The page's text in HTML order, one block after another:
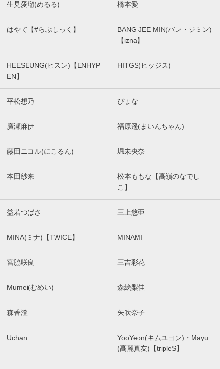
生見愛瑠(めるる) 橋本愛
はやて【#らぶしっく】
BANG JEE MIN(バン・ジミン)
【izna】
HEESEUNG(ヒスン)【ENHYP
EN】
HITGS(ヒッジス)
平松想乃 ぴょな
廣瀬麻伊 福原遥(まいんちゃん)
藤田ニコル(にこるん) 堀未央奈
本田紗来
松本ももな【高嶺のなでし
こ】
益若つばさ 三上悠亜
MINA(ミナ)【TWICE】 MINAMI
宮脇咲良 三吉彩花
Mumei(むめい) 森絵梨佳
森香澄 矢吹奈子
Uchan
YooYeon(キムユヨン)・Mayu
(髙麗真友)【tripleS】